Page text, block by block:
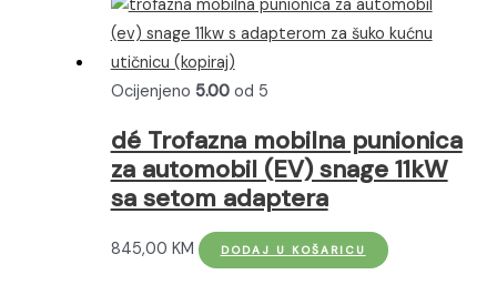
proizvoda
Ocijenjeno 5.00od 5
dé Trofazna mobilna punionica
za automobil (EV) snage 11kW
sa setom adaptera
845,00 KM DODAJ U KOŠARICU